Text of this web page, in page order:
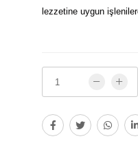
lezzetine uygun